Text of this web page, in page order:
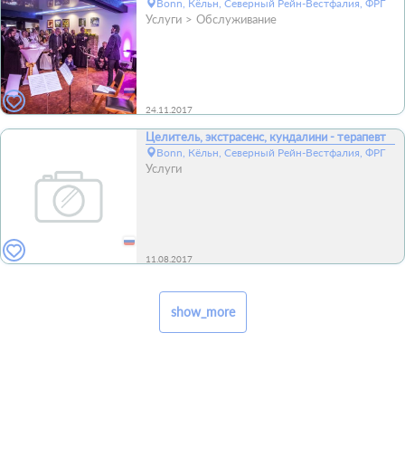
Bonn, Кёльн, Северный Рейн-Вестфалия, ФРГ
Услуги Обслуживание
24.11.2017
Целитель, экстрасенс, кундалини - терапевт
Bonn, Кёльн, Северный Рейн-Вестфалия, ФРГ
Услуги
11.08.2017
show_more